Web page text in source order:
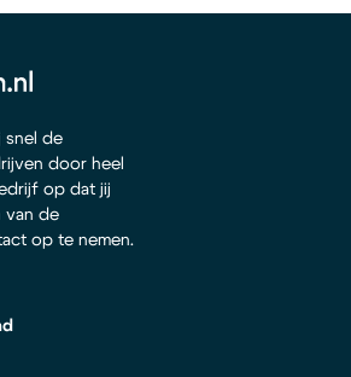
snel de
door heel
op dat jij
van de
op te nemen.